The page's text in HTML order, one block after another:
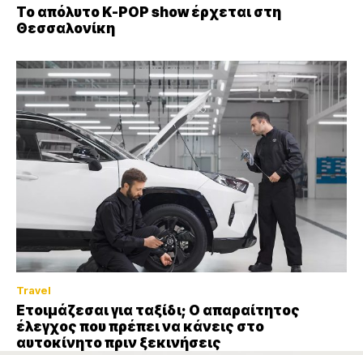
Το απόλυτο K-POP show έρχεται στη
Θεσσαλονίκη
Travel
Ετοιμάζεσαι για ταξίδι; Ο απαραίτητος
έλεγχος που πρέπει να κάνεις στο
αυτοκίνητο πριν ξεκινήσεις